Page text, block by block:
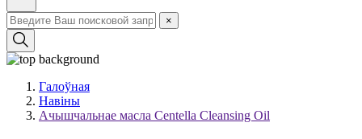
×
Галоўная
Навіны
Ачышчальнае масла Centella Cleansing Oil